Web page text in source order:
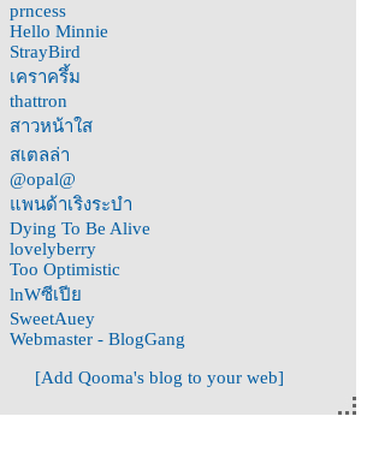
prncess
Hello Minnie
StrayBird
เคราครึ้ม
thattron
สาวหน้าใส
สเตลล่า
@opal@
พนด้าเริงระบำ
Dying To Be Alive
lovelyberry
Too Optimistic
lnWซีเปี
SweetAuey
Webmaster - BlogGang
[Add Qooma's blog to your web]